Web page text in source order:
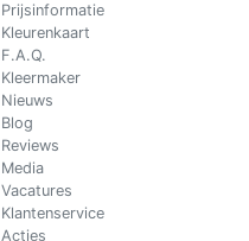
Prijsinformatie
Kleurenkaart
F.A.Q.
Kleermaker
Nieuws
Blog
Reviews
Media
Vacatures
Klantenservice
Acties